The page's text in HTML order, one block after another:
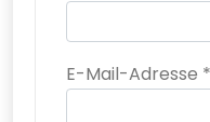
E-Mail-Adresse *